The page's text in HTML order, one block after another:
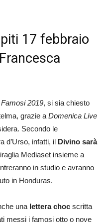
17 febbraio
Famosi 2019, si sia chiesto
grazie a Domenica Live
Secondo le
d’Urso, infatti, il Divino sarà
Mediaset insieme a
in studio e avranno
in Honduras.
una lettera choc scritta
messi i famosi otto o nove